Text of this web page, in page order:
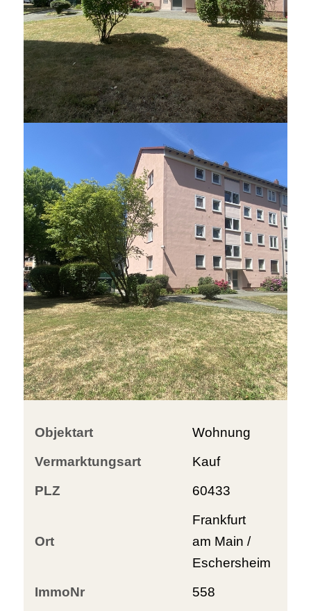
Objektart
Wohnung
Vermarktungsart
Kauf
PLZ
60433
Ort
Frankfurt
am Main /
Eschersheim
ImmoNr
558